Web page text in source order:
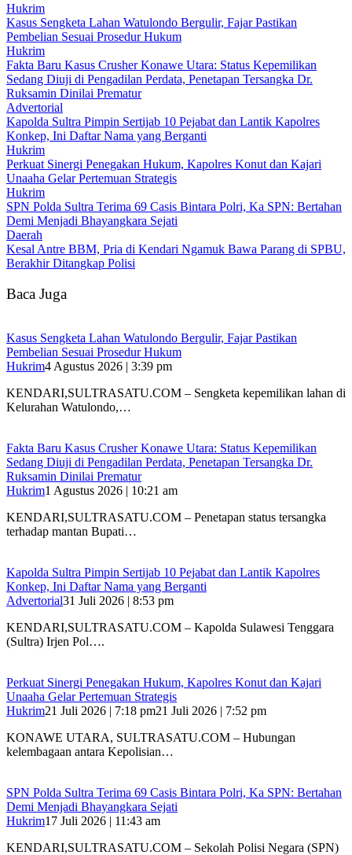
Hukrim
‎Kasus Sengketa Lahan Watulondo Bergulir, Fajar Pastikan
Pembelian Sesuai Prosedur Hukum
Hukrim
Fakta Baru Kasus Crusher Konawe Utara: Status Kepemilikan
Sedang Diuji di Pengadilan Perdata, Penetapan Tersangka Dr.
Ruksamin Dinilai Prematur
Advertorial
‎Kapolda Sultra Pimpin Sertijab 10 Pejabat dan Lantik Kapolres
Konkep, Ini Daftar Nama yang Berganti
Hukrim
‎Perkuat Sinergi Penegakan Hukum, Kapolres Konut dan Kajari
Unaaha Gelar Pertemuan Strategis
Hukrim
SPN Polda Sultra Terima 69 Casis Bintara Polri, Ka SPN: Bertahan
Demi Menjadi Bhayangkara Sejati
Daerah
Kesal Antre BBM, Pria di Kendari Ngamuk Bawa Parang di SPBU,
Berakhir Ditangkap Polisi
Baca Juga
‎Kasus Sengketa Lahan Watulondo Bergulir, Fajar Pastikan
Pembelian Sesuai Prosedur Hukum
Hukrim4 Agustus 2026 | 3:39 pm
KENDARI,SULTRASATU.COM – ‎Sengketa kepemilikan lahan di
Kelurahan Watulondo,…
Fakta Baru Kasus Crusher Konawe Utara: Status Kepemilikan
Sedang Diuji di Pengadilan Perdata, Penetapan Tersangka Dr.
Ruksamin Dinilai Prematur
Hukrim1 Agustus 2026 | 10:21 am
KENDARI,SULTRASATU.COM – Penetapan status tersangka
terhadap mantan Bupati…
‎Kapolda Sultra Pimpin Sertijab 10 Pejabat dan Lantik Kapolres
Konkep, Ini Daftar Nama yang Berganti
Advertorial31 Juli 2026 | 8:53 pm
‎KENDARI,SULTRASATU.COM – Kapolda Sulawesi Tenggara
(Sultra) Irjen Pol….
‎Perkuat Sinergi Penegakan Hukum, Kapolres Konut dan Kajari
Unaaha Gelar Pertemuan Strategis
Hukrim21 Juli 2026 | 7:18 pm21 Juli 2026 | 7:52 pm
‎KONAWE UTARA, SULTRASATU.COM – Hubungan
kelembagaan antara Kepolisian…
SPN Polda Sultra Terima 69 Casis Bintara Polri, Ka SPN: Bertahan
Demi Menjadi Bhayangkara Sejati
Hukrim17 Juli 2026 | 11:43 am
KENDARI,SULTRASATU.COM – Sekolah Polisi Negara (SPN)